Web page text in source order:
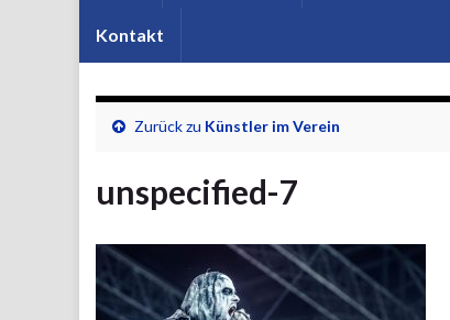
Kontakt
Zurück zu Künstler im Verein
unspecified-7